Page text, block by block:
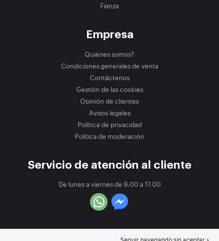
Fianza
Empresa
Quiénes somos?
Condiciones generales de venta
Contáctenos
Gestión de las cookies
Opinión de clientes
Avisos legales
Política de privacidad
Política de moderación
Servicio de atención al cliente
De lunes a viernes de 9:00 a 17:00